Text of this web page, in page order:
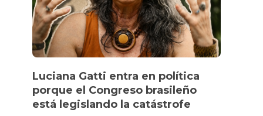
Luciana Gatti entra en política
porque el Congreso brasileño
está legislando la catástrofe